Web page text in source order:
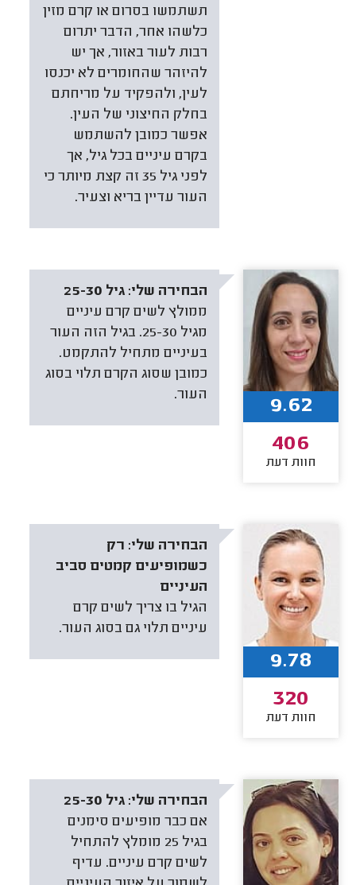
תשתמשו בסרום או קרם מזין
כלשהו אחר, הדבר יתרום
רבות לעור באזור, אך יש
להיזהר שהחומרים לא יכנסו
לעין, ולהפקיד על מריחתם
בחלק החיצוני של העין.
אפשר כמובן להשתמש
בקרם עיניים בכל גיל, אך
לפני גיל 35 זה קצת מיותר כי
העור עדיין בריא וצעיר.
הבחירה שלי: גיל 25-30
ממולץ לשים קרם עיניים
מגיל 25-30. בגיל הזה העור
בעיניים מתחיל להתקמט.
כמובן שסוג הקרם תלוי בסוג
העור.
9.62
406
חוות דעת
הבחירה שלי: רק
כשמופיעים קמטים סביב
העיניים
הגיל בו צריך לשים קרם
עיניים תלוי גם בסוג העור.
9.78
320
חוות דעת
הבחירה שלי: גיל 25-30
אם כבר מופיעים סימנים
בגיל 25 מומלץ להתחיל
לשים קרם עיניים. עדיף